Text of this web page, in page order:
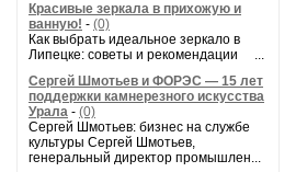
Красивые зеркала в прихожую и
ванную! - (0)
Как выбрать идеальное зеркало в
Липецке: советы и рекомендации ...
Сергей Шмотьев и ФОРЭС — 15 лет
поддержки камнерезного искусства
Урала - (0)
Сергей Шмотьев: бизнес на службе
культуры Сергей Шмотьев,
генеральный директор промышлен...